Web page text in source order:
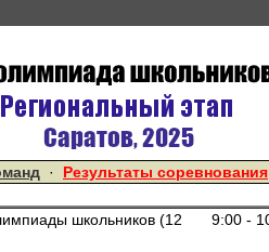
· Результаты соревнования
школьников (12
9:00 -